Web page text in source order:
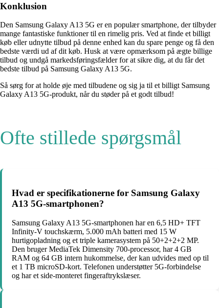
Konklusion
Den Samsung Galaxy A13 5G er en populær smartphone, der tilbyder
mange fantastiske funktioner til en rimelig pris. Ved at finde et billigt
køb eller udnytte tilbud på denne enhed kan du spare penge og få den
bedste værdi ud af dit køb. Husk at være opmærksom på ægte billige
tilbud og undgå markedsføringsfælder for at sikre dig, at du får det
bedste tilbud på Samsung Galaxy A13 5G.
Så sørg for at holde øje med tilbudene og sig ja til et billigt Samsung
Galaxy A13 5G-produkt, når du støder på et godt tilbud!
Ofte stillede spørgsmål
Hvad er specifikationerne for Samsung Galaxy
A13 5G-smartphonen?
Samsung Galaxy A13 5G-smartphonen har en 6,5 HD+ TFT
Infinity-V touchskærm, 5.000 mAh batteri med 15 W
hurtigopladning og et triple kamerasystem på 50+2+2+2 MP.
Den bruger MediaTek Dimensity 700-processor, har 4 GB
RAM og 64 GB intern hukommelse, der kan udvides med op til
et 1 TB microSD-kort. Telefonen understøtter 5G-forbindelse
og har et side-monteret fingeraftrykslæser.